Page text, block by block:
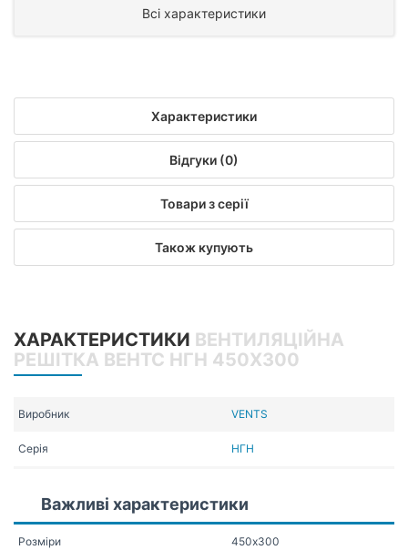
Всі характеристики
Характеристики
Відгуки (0)
Товари з серії
Також купують
ХАРАКТЕРИСТИКИ ВЕНТИЛЯЦІЙНА
РЕШІТКА ВЕНТС НГН 450Х300
Виробник VENTS
Серія НГН
Важливі характеристики
Розміри 450х300